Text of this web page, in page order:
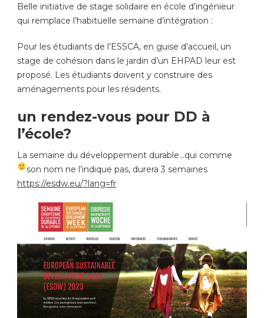
Belle initiative de stage solidaire en école d’ingénieur
qui remplace l’habituelle semaine d’intégration :
Pour les étudiants de l’ESSCA, en guise d’accueil, un
stage de cohésion dans le jardin d’un EHPAD leur est
proposé. Les étudiants doivent y construire des
aménagements pour les résidents.
un rendez-vous pour DD à
l’école?
La semaine du développement durable…qui comme
son nom ne l’indique pas, durera 3 semaines
https://esdw.eu/?lang=fr